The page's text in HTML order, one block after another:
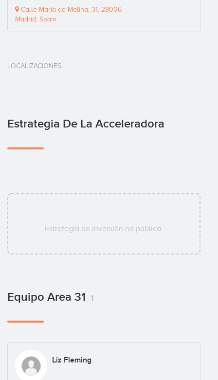
Calle María de Molina, 31, 28006
Madrid, Spain
LOCALIZACIONES
Estrategia De La Acceleradora
Estretegía de inversión no pública.
Equipo Area 31 1
Liz Fleming